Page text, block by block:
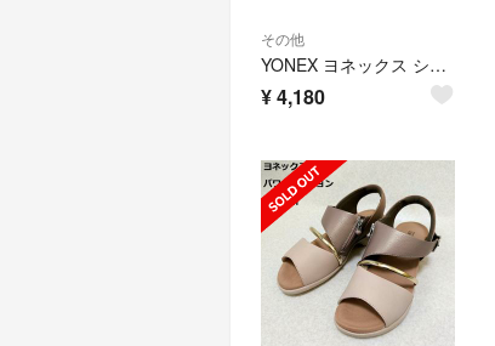
その他
YONEX ヨネックス シューズ ソニケージ2 表記サイズ:23 ブラック レディース / 240002233281
¥4,180